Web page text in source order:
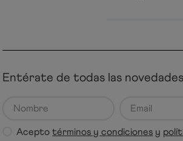
Entérate de todas las novedades
Aceptotérminos y condiciones y